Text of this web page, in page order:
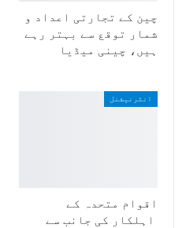
چین کے تجارتی اعداد و
شمار توقع سے بہتر رہے
ہیں، چینی میڈیا
انٹرنیشنل
اقوام متحدہ کے
اہلکار کی جانب سے